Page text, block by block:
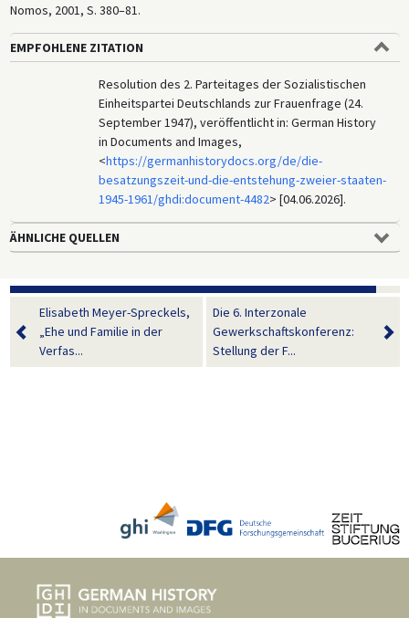
Nomos, 2001, S. 380–81.
EMPFOHLENE ZITATION
Resolution des 2. Parteitages der Sozialistischen
Einheitspartei Deutschlands zur Frauenfrage (24.
September 1947), veröffentlicht in: German History
in Documents and Images,
<https://germanhistorydocs.org/de/die-
besatzungszeit-und-die-entstehung-zweier-staaten-
1945-1961/ghdi:document-4482> [04.06.2026].
ÄHNLICHE QUELLEN
Elisabeth Meyer-Spreckels,
„Ehe und Familie in der
Verfas...
Die 6. Interzonale
Gewerkschaftskonferenz:
Stellung der F...